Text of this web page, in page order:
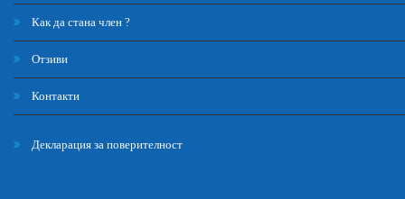
Как да стана член ?
Отзиви
Контакти
Декларация за поверителност